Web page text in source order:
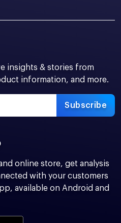
insights & stories from
information, and more.
Subscribe
online store, get analysis
with your customers
available on Android and